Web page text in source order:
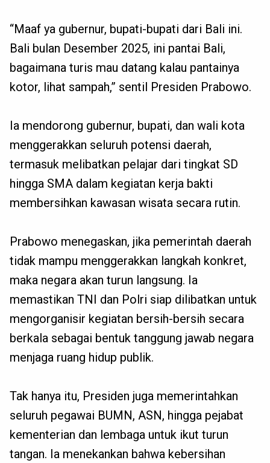
“Maaf ya gubernur, bupati-bupati dari Bali ini.
Bali bulan Desember 2025, ini pantai Bali,
bagaimana turis mau datang kalau pantainya
kotor, lihat sampah,” sentil Presiden Prabowo.
Ia mendorong gubernur, bupati, dan wali kota
menggerakkan seluruh potensi daerah,
termasuk melibatkan pelajar dari tingkat SD
hingga SMA dalam kegiatan kerja bakti
membersihkan kawasan wisata secara rutin.
Prabowo menegaskan, jika pemerintah daerah
tidak mampu menggerakkan langkah konkret,
maka negara akan turun langsung. Ia
memastikan TNI dan Polri siap dilibatkan untuk
mengorganisir kegiatan bersih-bersih secara
berkala sebagai bentuk tanggung jawab negara
menjaga ruang hidup publik.
Tak hanya itu, Presiden juga memerintahkan
seluruh pegawai BUMN, ASN, hingga pejabat
kementerian dan lembaga untuk ikut turun
tangan. Ia menekankan bahwa kebersihan